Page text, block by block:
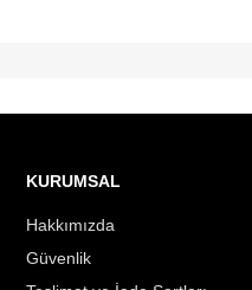
KURUMSAL
Hakkımızda
Güvenlik